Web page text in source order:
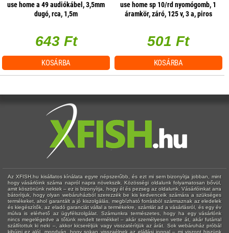
use home a 49 audiókábel, 3,5mm
dugó, rca, 1,5m
643 Ft
KOSÁRBA
use home sp 10/rd nyomógomb, 1
áramkör, záró, 125 v, 3 a, piros
501 Ft
KOSÁRBA
Az XFISH.hu kisállatos kínálata egyre népszerűbb, és ezt mi sem bizonyítja jobban, mint
hogy vásárlóink száma napról napra növekszik. Közösségi oldalunk folyamatosan bővül,
amit köszönünk nektek – ez is bizonyítja, hogy él és pezseg az oldalunk. Vásárlóinkat arra
bátorítjuk, hogy olyan webáruházból szerezzék be kis kedvenceik számára a szükséges
termékeket, ahol garantált a jó kiszolgálás, megbízható forrásból származnak az eledelek
és kiegészítők, az eladó garanciát vállal a termékekre, számlát ad a vásárlásról, és egy év
múlva is elérhető az ügyfélszolgálat. Számunkra természetes, hogy ha egy vásárlónk
nincs megelégedve a tőlünk rendelt termékkel – akár személyesen vette át, akár futárral
szállítottuk ki neki –, akkor kicseréljük vagy visszatérítjük az árát. Sok webáruház próbál
kibújni ez alól, mondván, hogy sokan visszaélnek az elállási joggal – mi viszont hiszünk